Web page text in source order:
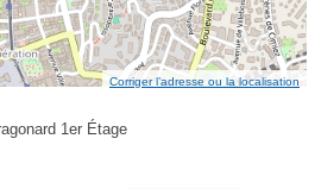
Corriger l’adresse ou la localisation
1er Étage